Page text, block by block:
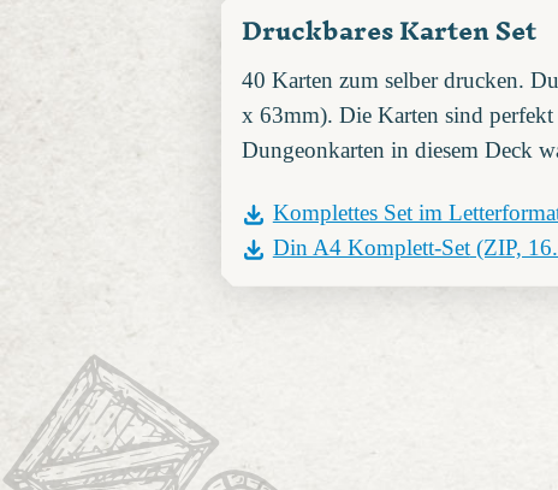
Druckbares Karten Set
40 Karten zum selber drucken.
x 63mm). Die Karten sind
Dungeonkarten in diesem Deck
Komplettes Set im
Din A4 Komplett-Set(ZIP,